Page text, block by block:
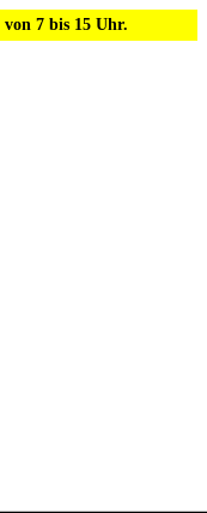
von 7 bis 15 Uhr.